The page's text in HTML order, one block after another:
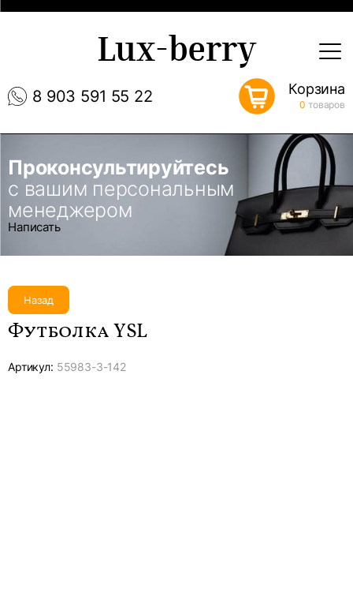
8 903 591 55 22
Lux-berry
Корзина
0 товаров
Проконсультируйтесь
с вашим персональным
менеджером
Написать
Назад
Футболка YSL
Артикул: 55983-3-142